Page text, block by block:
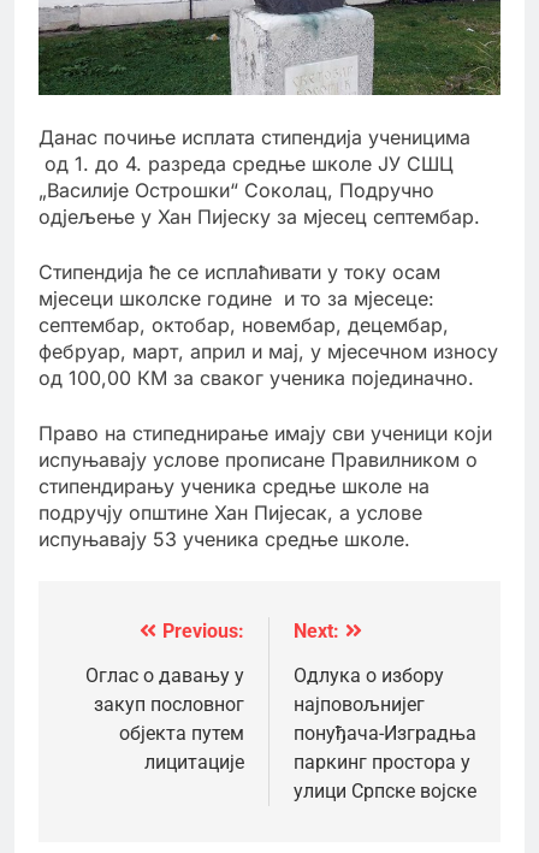
Данас почиње исплата стипендија ученицима
од 1. до 4. разреда средње школе ЈУ СШЦ
„Василије Острошки“ Соколац, Подручно
одјељење у Хан Пијеску за мјесец септембар.
Стипендија ће се исплаћивати у току осам
мјесеци школске године и то за мјесеце:
септембар, октобар, новембар, децембар,
фебруар, март, април и мај, у мјесечном износу
од 100,00 КМ за сваког ученика појединачно.
Право на стипеднирање имају сви ученици који
испуњавају услове прописане Правилником о
стипендирању ученика средње школе на
подручју општине Хан Пијесак, а услове
испуњавају 53 ученика средње школе.
Кретање
чланка
Previous:
Оглас о давању у
закуп пословног
објекта путем
лицитације
Next:
Одлука о избору
најповољнијег
понуђача-Изградња
паркинг простора у
улици Српске војске